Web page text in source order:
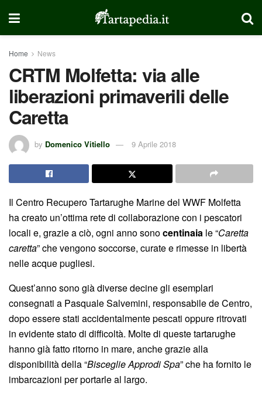
Home News
CRTM Molfetta: via alle
liberazioni primaverili delle
Caretta
by Domenico Vitiello 9 Aprile 2018
Il Centro Recupero Tartarughe Marine del WWF Molfetta
ha creato un’ottima rete di collaborazione con i pescatori
locali e, grazie a ciò, ogni anno sonocentinaia le “Caretta
caretta” che vengono soccorse, curate e rimesse in libertà
nelle acque pugliesi.
Quest’anno sono già diverse decine gli esemplari
consegnati a Pasquale Salvemini, responsabile de Centro,
dopo essere stati accidentalmente pescati oppure ritrovati
in evidente stato di difficoltà. Molte di queste tartarughe
hanno già fatto ritorno in mare, anche grazie alla
disponibilità della “Bisceglie Approdi Spa” che ha fornito le
imbarcazioni per portarle al largo.